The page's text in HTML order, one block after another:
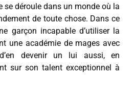
se déroule dans un monde où la
de toute chose. Dans ce
garçon incapable d’utiliser la
une académie de mages avec
devenir un lui aussi, en
sur son talent exceptionnel à